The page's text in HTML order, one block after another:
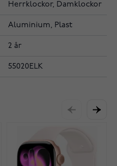
Herrklockor, Damklockor
Aluminium, Plast
2 år
55020ELK